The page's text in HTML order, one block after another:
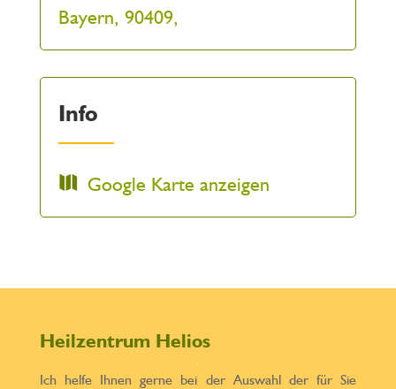
Bayern, 90409,
Info
Google Karte anzeigen
Heilzentrum Helios
Ich helfe Ihnen gerne bei der Auswahl der für Sie